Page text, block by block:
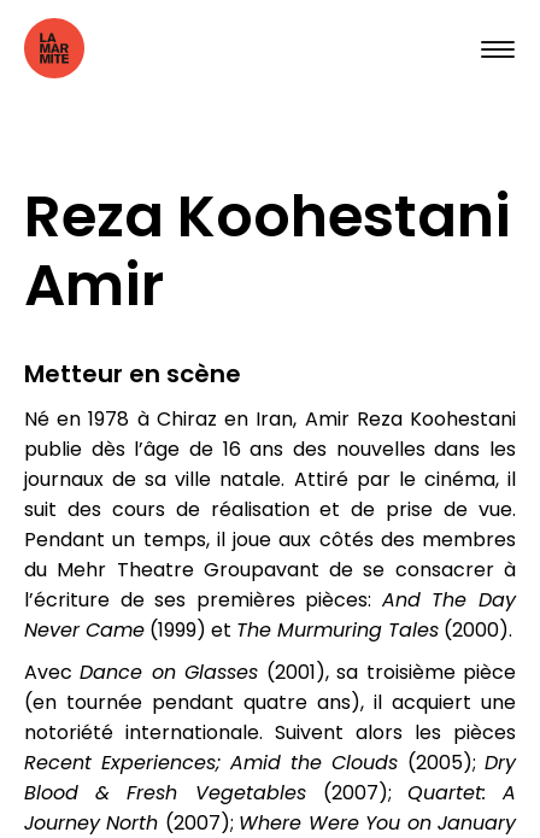
Reza Koohestani
Amir
Metteur en scène
Né en 1978 à Chiraz en Iran, Amir Reza Koohestani
publie dès l’âge de 16 ans des nouvelles dans les
journaux de sa ville natale. Attiré par le cinéma, il
suit des cours de réalisation et de prise de vue.
Pendant un temps, il joue aux côtés des membres
du Mehr Theatre Groupavant de se consacrer à
l’écriture de ses premières pièces: And The Day
Never Came (1999) et The Murmuring Tales (2000).
AvecDance on Glasses (2001), sa troisième pièce
(en tournée pendant quatre ans), il acquiert une
notoriété internationale. Suivent alors les pièces
Recent Experiences; Amid the Clouds (2005); Dry
Blood & Fresh Vegetables (2007); Quartet: A
Journey North (2007); Where Were You on January